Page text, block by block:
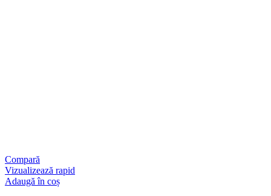
Compară
Vizualizează rapid
Adaugă în coș